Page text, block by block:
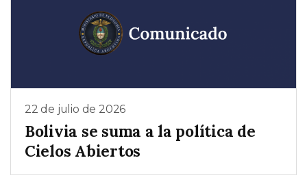
22 de julio de 2026
Bolivia se suma a la política de
Cielos Abiertos